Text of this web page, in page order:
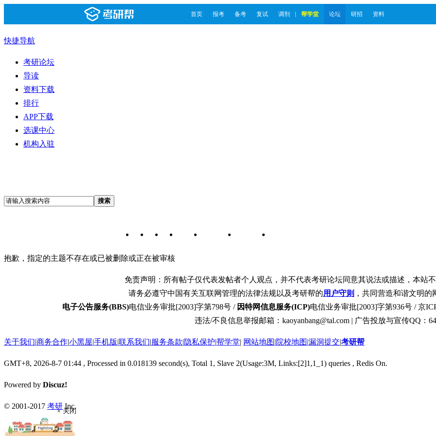
首页 报考 备考 复试 调剂 帮学堂 论坛 研招 资料
快捷导航
考研论坛
导读
资料下载
排行
APP下载
选课中心
机构入驻
搜索
抱歉，指定的主题不存在或已被删除或正在被审核
免责声明：所有帖子仅代表发帖者个人观点，并不代表考研论坛同意其说法或描述，本站
请务必遵守中国有关互联网管理的法律法规以及考研帮的用户守则 ，共同营造和谐文明
电子公告服务(BBS)电信业务审批[2003]字第798号 / 因特网信息服务(ICP)电信业务审批[2003]字第936号 / 京
违法/不良信息举报邮箱：kaoyanbang@tal.com | 广告投放与宣传QQ：
关于我们|商务合作|小黑屋|手机版|联系我们|服务条款|隐私保护|帮学堂| 网站地图|院校地图|漏洞提交|考研帮
GMT+8, 2026-8-7 01:44 , Processed in 0.018139 second(s), Total 1, Slave 2(Usage:3M, Links:[2]1,1_1) queries , Redis On.
Powered by Discuz!
© 2001-2017 考研Inc.
× 关闭